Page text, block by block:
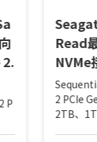
2.
P
Read
NVMe
2 PCIe
2TB、